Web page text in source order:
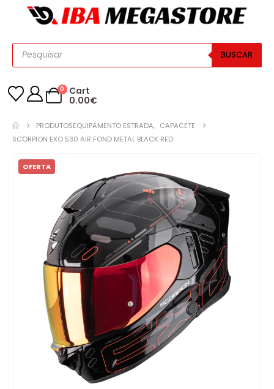
BUSCAR
0
Cart
0.00€
PRODUTOSEQUIPAMENTO ESTRADA, CAPACETE
SCORPION EXO 530 AIR FOND METAL BLACK RED
OFERTA